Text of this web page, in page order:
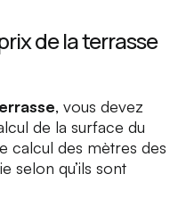
de la terrasse
, vous devez
de la surface du
calcul des mètres des
selon qu’ils sont